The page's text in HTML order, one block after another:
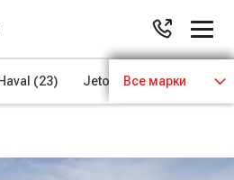
Haval (23) Jetour (8) Kaiyi (4)
Все марки